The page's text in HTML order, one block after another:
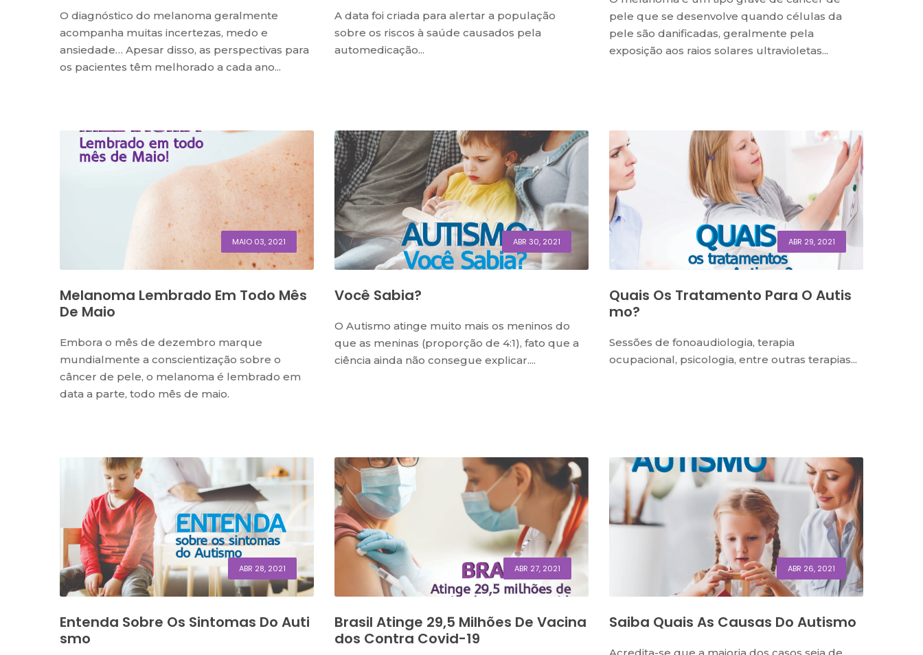
O diagnóstico do melanoma geralmente
acompanha muitas incertezas, medo e
ansiedade… Apesar disso, as perspectivas para
os pacientes têm melhorado a cada ano...
A data foi criada para alertar a população
sobre os riscos à saúde causados pela
automedicação...
pele que se desenvolve quando células da
pele são danificadas, geralmente pela
exposição aos raios solares ultravioletas...
MAIO 03, 2021
Melanoma Lembrado Em Todo Mês
De Maio
Embora o mês de dezembro marque
mundialmente a conscientização sobre o
câncer de pele, o melanoma é lembrado em
data a parte, todo mês de maio.
ABR 30, 2021
Você Sabia?
O Autismo atinge muito mais os meninos do
que as meninas (proporção de 4:1), fato que a
ciência ainda não consegue explicar....
ABR 29, 2021
Quais Os Tratamento Para O Autis
Mo?
Sessões de fonoaudiologia, terapia
ocupacional, psicologia, entre outras terapias...
ABR 28, 2021
Entenda Sobre Os Sintomas Do Auti
Smo
ABR 27, 2021
Brasil Atinge 29,5 Milhões De Vacina
Dos Contra Covid-19
ABR 26, 2021
Saiba Quais As Causas Do Autismo